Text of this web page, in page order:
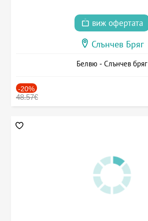
виж офертата
Слънчев Бряг
Белвю - Слънчев бряг
-20%
48.57€